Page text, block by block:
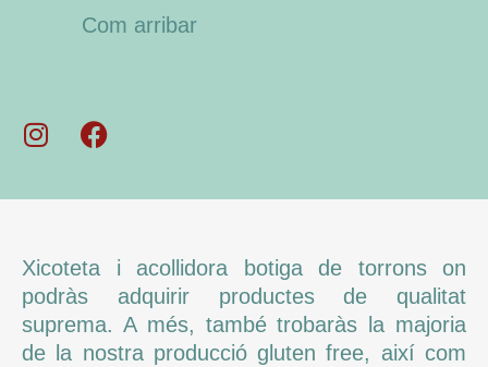
Com arribar
Xicoteta i acollidora botiga de torrons on
podràs adquirir productes de qualitat
suprema. A més, també trobaràs la majoria
de la nostra producció gluten free, així com